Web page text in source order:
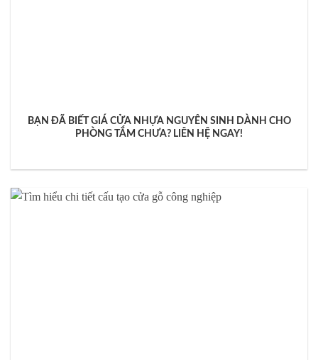
BẠN ĐÃ BIẾT GIÁ CỬA NHỰA NGUYÊN SINH DÀNH CHO
PHÒNG TẮM CHƯA? LIÊN HỆ NGAY!